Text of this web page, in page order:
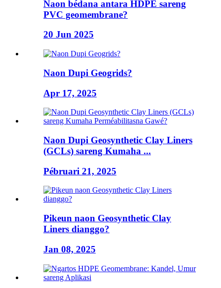
Naon bédana antara HDPE sareng
PVC geomembrane?
20 Jun 2025
Naon Dupi Geogrids?
Apr 17, 2025
Naon Dupi Geosynthetic Clay Liners
(GCLs) sareng Kumaha ...
Pébruari 21, 2025
Pikeun naon Geosynthetic Clay
Liners dianggo?
Jan 08, 2025